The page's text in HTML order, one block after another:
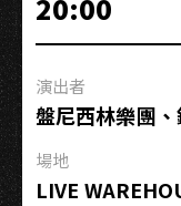
HYDEPARK
Taiwan
高
場
20:00
演出者
盤尼西林樂團
場地
LIVE